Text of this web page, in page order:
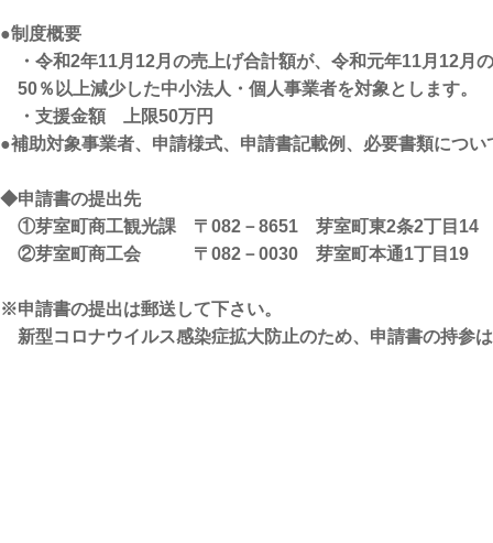
●制度概要
・令和2年11月12月の売上げ合計額が、令和元年11月12月
50％以上減少した中小法人・個人事業者を対象とします。
・支援金額 上限50万円
●補助対象事業者、申請様式、申請書記載例、必要書類につ
◆申請書の提出先
①芽室町商工観光課 〒082－8651 芽室町東2条2丁目14
②芽室町商工会 〒082－0030 芽室町本通1丁目
※申請書の提出は郵送して下さい。
新型コロナウイルス感染症拡大防止のため、申請書の持参